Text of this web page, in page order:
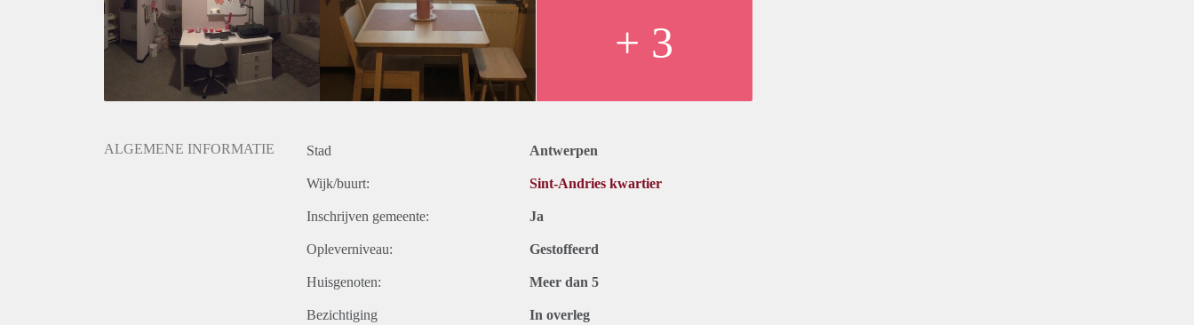
+ 3
ALGEMENE INFORMATIE Stad Antwerpen
Wijk/buurt: Sint-Andries kwartier
Inschrijven gemeente: Ja
Opleverniveau: Gestoffeerd
Huisgenoten: Meer dan 5
Bezichtiging In overleg